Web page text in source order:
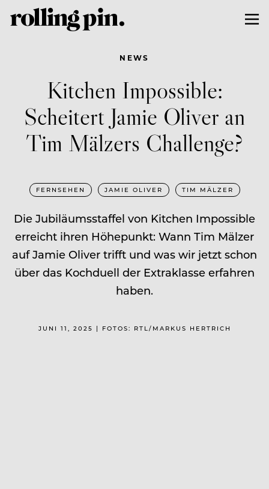
NEWS
Kitchen Impossible:
Scheitert Jamie Oliver an
Tim Mälzers Challenge?
FERNSEHEN JAMIE OLIVER TIM MÄLZER
Die Jubiläumsstaffel von Kitchen Impossible
erreicht ihren Höhepunkt: Wann Tim Mälzer
auf Jamie Oliver trifft und was wir jetzt schon
über das Kochduell der Extraklasse erfahren
haben.
JUNI 11, 2025 | FOTOS: RTL/MARKUS HERTRICH